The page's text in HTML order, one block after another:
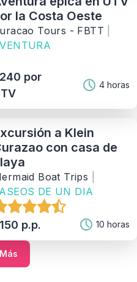
la Costa Oeste
Tours - FBTT
por
4 horas
a Klein
con casa de
Boat Trips
DE UN DIA
p.p. 10 horas